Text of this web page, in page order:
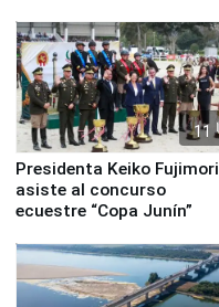
11
Presidenta Keiko Fujimori
asiste al concurso
ecuestre “Copa Junín”